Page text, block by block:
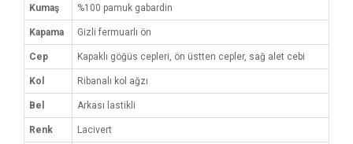
Kumaş %100 pamuk gabardin
Kapama Gizli fermuarlı ön
Cep Kapaklı göğüs cepleri, ön üstten cepler, sağ alet cebi
Kol Ribanalı kol ağzı
Bel Arkası lastikli
Renk Lacivert